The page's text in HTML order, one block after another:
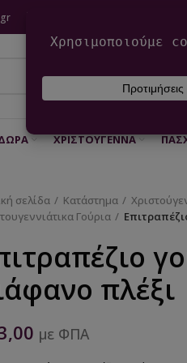
ΧΡΙΣΤΟΎΓΕΝΝΑ
σελίδα Κατάστημα
Γούρια
πλέξι
με ΦΠΑ